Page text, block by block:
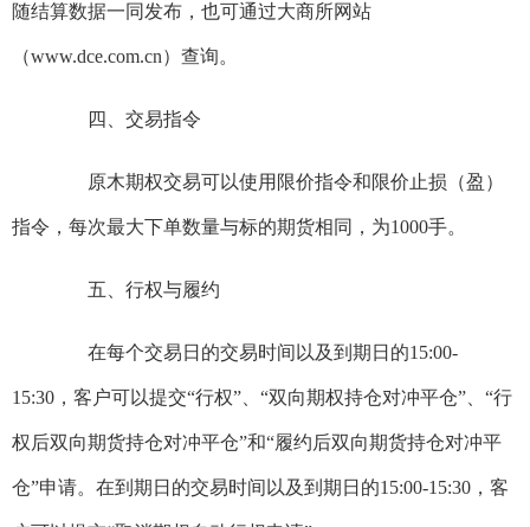
随结算数据一同发布，也可通过大商所网站
（www.dce.com.cn） 查询。
四、交易指令
原木期权交易可以使用限价指令和限价止损（盈）
指令，每次最大下单数量与标的期货相同，为1000手。
五、行权与履约
在每个交易日的交易时间以及到期日的15:00-
15:30，客户可以提交“行权”、“双向期权持仓对冲平仓”、“行
权后双向期货持仓对冲平仓”和“履约后双向期货持仓对冲平
仓”申请。在到期日的交易时间以及到期日的15:00-15:30，客